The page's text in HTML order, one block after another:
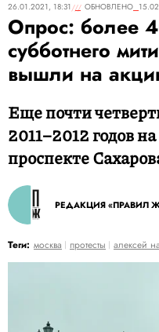
26.01.2021, 18:31
ОБНОВЛЕНО
Опрос: более
субботнего
вышли на
Еще почти
2011–2012 годов
проспекте
РЕДАКЦИЯ «ПРАВИЛ
Теги: москва протесты алексей